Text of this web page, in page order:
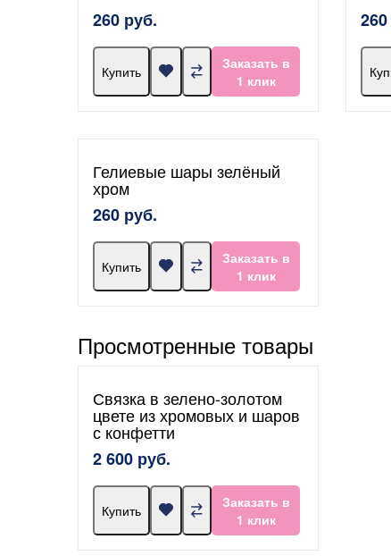
260 руб.
Купить
Заказать в
1 клик
Гелиевые шары зелёный
хром
260 руб.
Купить
Заказать в
1 клик
Просмотренные товары
Связка в зелено-золотом
цвете из хромовых и шаров
с конфетти
2 600 руб.
Купить
Заказать в
1 клик